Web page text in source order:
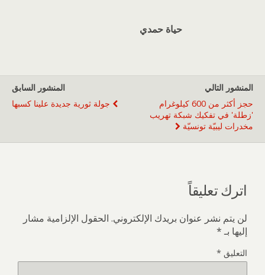
حياة حمدي
المنشور السابق
جولة ثورية جديدة علينا كسبها
المنشور التالي
حجز أكثر من 600 كيلوغرام
'زطلة' في تفكيك شبكة تهريب
مخدرات ليبيّة تونسيّة
اترك تعليقاً
لن يتم نشر عنوان بريدك الإلكتروني. الحقول الإلزامية مشار
إليها بـ*
التعليق *